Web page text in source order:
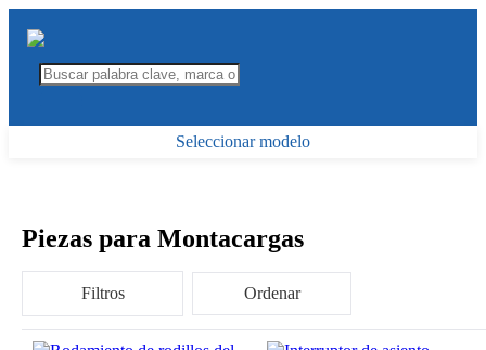
Seleccionar modelo
Piezas para Montacargas
Filtros Ordenar